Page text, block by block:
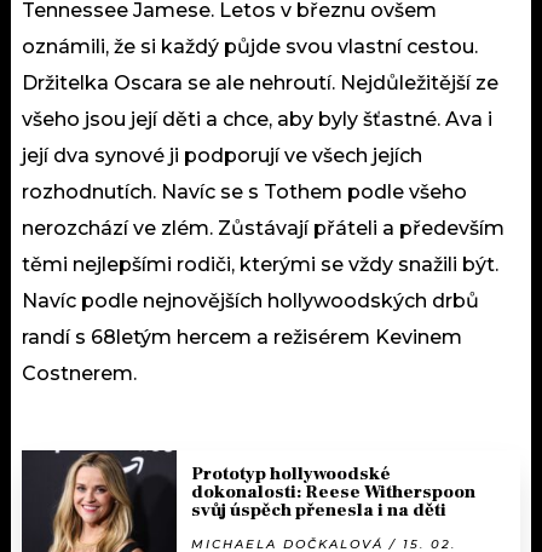
Tennessee Jamese. Letos v březnu ovšem
oznámili, že si každý půjde svou vlastní cestou.
Držitelka Oscara se ale nehroutí. Nejdůležitější ze
všeho jsou její děti a chce, aby byly šťastné. Ava i
její dva synové ji podporují ve všech jejích
rozhodnutích. Navíc se s Tothem podle všeho
nerozchází ve zlém. Zůstávají přáteli a především
těmi nejlepšími rodiči, kterými se vždy snažili být.
Navíc podle nejnovějších hollywoodských drbů
randí s 68letým hercem a režisérem Kevinem
Costnerem.
Prototyp hollywoodské
dokonalosti: Reese Witherspoon
svůj úspěch přenesla i na děti
MICHAELA DOČKALOVÁ / 15. 02.